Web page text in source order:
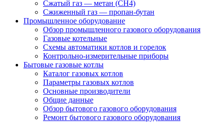
Сжатый газ — метан (CH4)
Сжиженный газ — пропан-бутан
Промышленное оборудование
Обзор промышленного газового оборудования
Газовые котельные
Схемы автоматики котлов и горелок
Контрольно-измерительные приборы
Бытовые газовые котлы
Каталог газовых котлов
Параметры газовых котлов
Основные производители
Общие данные
Обзор бытового газового оборудования
Ремонт бытового газового оборудования